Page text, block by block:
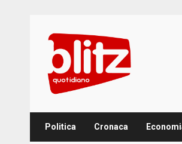
content
Politica Cronaca